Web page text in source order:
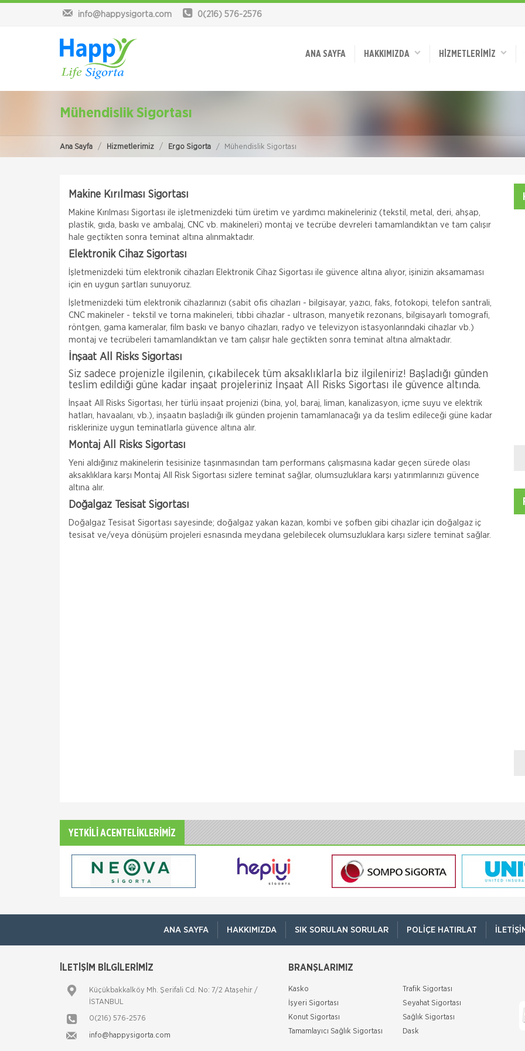
info@happysigorta.com 0(216) 576-2576
ANA SAYFA HAKKIMIZDA HİZMETLERİMİZ
Mühendislik Sigortası
Ana Sayfa Hizmetlerimiz Ergo Sigorta Mühendislik Sigortası
Makine Kırılması Sigortası
Makine Kırılması Sigortası ile işletmenizdeki tüm üretim ve yardımcı makineleriniz (tekstil, metal, deri, ahşap,
plastik, gıda, baskı ve ambalaj, CNC vb. makineleri) montaj ve tecrübe devreleri tamamlandıktan ve tam çalışır
hale geçtikten sonra teminat altına alınmaktadır.
Elektronik Cihaz Sigortası
İşletmenizdeki tüm elektronik cihazları Elektronik Cihaz Sigortası ile güvence altına alıyor, işinizin aksamaması
için en uygun şartları sunuyoruz.
İşletmenizdeki tüm elektronik cihazlarınızı (sabit ofis cihazları - bilgisayar, yazıcı, faks, fotokopi, telefon santrali,
CNC makineler - tekstil ve torna makineleri, tıbbi cihazlar - ultrason, manyetik rezonans, bilgisayarlı tomografi,
röntgen, gama kameralar, film baskı ve banyo cihazları, radyo ve televizyon istasyonlarındaki cihazlar vb.)
montaj ve tecrübeleri tamamlandıktan ve tam çalışır hale geçtikten sonra teminat altına almaktadır.
İnşaat All Risks Sigortası
Siz sadece projenizle ilgilenin, çıkabilecek tüm aksaklıklarla biz ilgileniriz! Başladığı günden
teslim edildiği güne kadar inşaat projeleriniz İnşaat All Risks Sigortası ile güvence altında.
İnşaat All Risks Sigortası, her türlü inşaat projenizi (bina, yol, baraj, liman, kanalizasyon, içme suyu ve elektrik
hatları, havaalanı, vb.), inşaatın başladığı ilk günden projenin tamamlanacağı ya da teslim edileceği güne kadar
risklerinize uygun teminatlarla güvence altına alır.
Montaj All Risks Sigortası
Yeni aldığınız makinelerin tesisinize taşınmasından tam performans çalışmasına kadar geçen sürede olası
aksaklıklara karşı Montaj All Risk Sigortası sizlere teminat sağlar, olumsuzluklara karşı yatırımlarınızı güvence
altına alır.
Doğalgaz Tesisat Sigortası
Doğalgaz Tesisat Sigortası sayesinde; doğalgaz yakan kazan, kombi ve şofben gibi cihazlar için doğalgaz iç
tesisat ve/veya dönüşüm projeleri esnasında meydana gelebilecek olumsuzluklara karşı sizlere teminat sağlar.
YETKİLİ ACENTELİKLERİMİZ
ANA SAYFA HAKKIMIZDA SIK SORULAN SORULAR POLIÇE HATIRLAT
İLETİŞİM BİLGİLERİMİZ
Küçükbakkalköy Mh. Şerifali Cd. No: 7/2 Ataşehir /
İSTANBUL
0(216) 576-2576
info@happysigorta.com
BRANŞLARIMIZ
Kasko
Trafik Sigortası
İşyeri Sigortası
Seyahat Sigortası
Konut Sigortası
Sağlık Sigortası
Tamamlayıcı Sağlık Sigortası
Dask